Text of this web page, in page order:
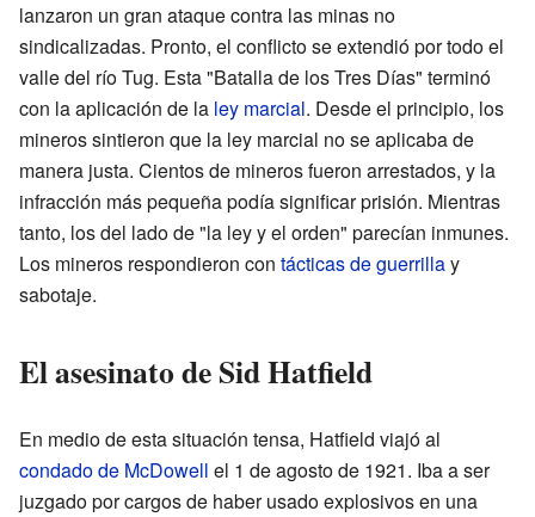
lanzaron un gran ataque contra las minas no
sindicalizadas. Pronto, el conflicto se extendió por todo el
valle del río Tug. Esta "Batalla de los Tres Días" terminó
con la aplicación de la ley marcial. Desde el principio, los
mineros sintieron que la ley marcial no se aplicaba de
manera justa. Cientos de mineros fueron arrestados, y la
infracción más pequeña podía significar prisión. Mientras
tanto, los del lado de "la ley y el orden" parecían inmunes.
Los mineros respondieron con tácticas de guerrillay
sabotaje.
El asesinato de Sid Hatfield
En medio de esta situación tensa, Hatfield viajó al
condado de McDowell el 1 de agosto de 1921. Iba a ser
juzgado por cargos de haber usado explosivos en una